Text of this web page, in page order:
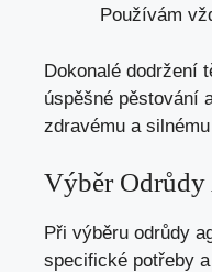
Používám
Dokonalé dodržení
úspěšné pěstování
zdravému a
Výběr Odrůdy
Při výběru odrůdy
specifické potřeby